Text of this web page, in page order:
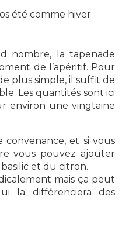
été comme hiver
nombre, la tapenade
de l’apéritif. Pour
plus simple, il suffit de
Les quantités sont ici
environ une vingtaine
convenance, et si vous
vous pouvez ajouter
et du citron.
mais ça peut
la différenciera des